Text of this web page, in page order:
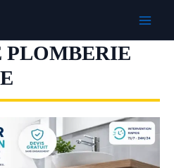
PLOMBERIE